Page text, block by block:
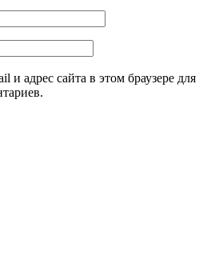
и адрес сайта в этом браузере для